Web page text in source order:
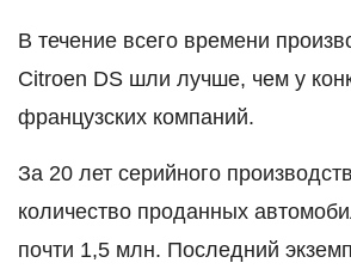
В течение всего времени
Citroen DS шли лучше, чем у
французских компаний.
За 20 лет серийного
количество проданных
почти 1,5 млн. Последний